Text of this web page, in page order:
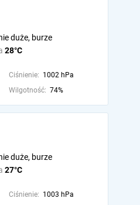
28°C
duże, burze
Ciśnienie: 1002 hPa
Wilgotność: 74%
27°C
duże, burze
Ciśnienie: 1003 hPa